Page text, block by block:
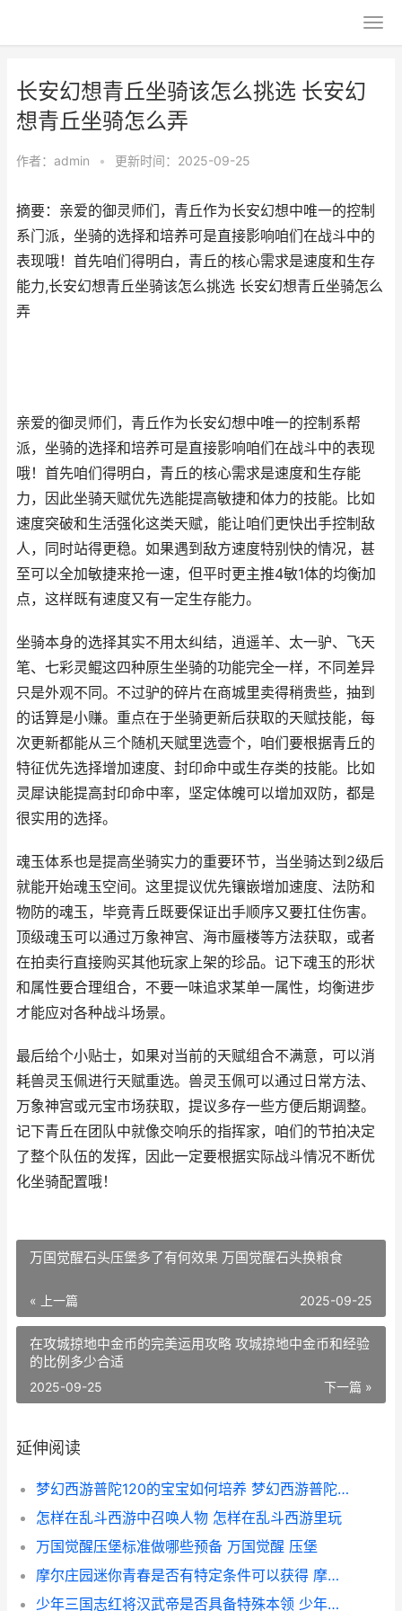
长安幻想青丘坐骑该怎么挑选 长安幻
想青丘坐骑怎么弄
作者： admin • 更新时间：2025-09-25
摘要：亲爱的御灵师们，青丘作为长安幻想中唯一的控制
系门派，坐骑的选择和培养可是直接影响咱们在战斗中的
表现哦！首先咱们得明白，青丘的核心需求是速度和生存
能力,长安幻想青丘坐骑该怎么挑选 长安幻想青丘坐骑怎么
弄
亲爱的御灵师们，青丘作为长安幻想中唯一的控制系帮
派，坐骑的选择和培养可是直接影响咱们在战斗中的表现
哦！首先咱们得明白，青丘的核心需求是速度和生存能
力，因此坐骑天赋优先选能提高敏捷和体力的技能。比如
速度突破和生活强化这类天赋，能让咱们更快出手控制敌
人，同时站得更稳。如果遇到敌方速度特别快的情况，甚
至可以全加敏捷来抢一速，但平时更主推4敏1体的均衡加
点，这样既有速度又有一定生存能力。
坐骑本身的选择其实不用太纠结，逍遥羊、太一驴、飞天
笔、七彩灵鲲这四种原生坐骑的功能完全一样，不同差异
只是外观不同。不过驴的碎片在商城里卖得稍贵些，抽到
的话算是小赚。重点在于坐骑更新后获取的天赋技能，每
次更新都能从三个随机天赋里选壹个，咱们要根据青丘的
特征优先选择增加速度、封印命中或生存类的技能。比如
灵犀诀能提高封印命中率，坚定体魄可以增加双防，都是
很实用的选择。
魂玉体系也是提高坐骑实力的重要环节，当坐骑达到2级后
就能开始魂玉空间。这里提议优先镶嵌增加速度、法防和
物防的魂玉，毕竟青丘既要保证出手顺序又要扛住伤害。
顶级魂玉可以通过万象神宫、海市蜃楼等方法获取，或者
在拍卖行直接购买其他玩家上架的珍品。记下魂玉的形状
和属性要合理组合，不要一味追求某单一属性，均衡进步
才能应对各种战斗场景。
最后给个小贴士，如果对当前的天赋组合不满意，可以消
耗兽灵玉佩进行天赋重选。兽灵玉佩可以通过日常方法、
万象神宫或元宝市场获取，提议多存一些方便后期调整。
记下青丘在团队中就像交响乐的指挥家，咱们的节拍决定
了整个队伍的发挥，因此一定要根据实际战斗情况不断优
化坐骑配置哦！
万国觉醒石头压堡多了有何效果 万国觉醒石头换粮食
« 上一篇 2025-09-25
在攻城掠地中金币的完美运用攻略 攻城掠地中金币和经验
的比例多少合适
下一篇 »
2025-09-25
延伸阅读
梦幻西游普陀120的宝宝如何培养 梦幻西游普陀129厉害吗
怎样在乱斗西游中召唤人物 怎样在乱斗西游里玩
万国觉醒压堡标准做哪些预备 万国觉醒 压堡
摩尔庄园迷你青春是否有特定条件可以获得 摩尔庄园迷你青春摩托车
少年三国志红将汉武帝是否具备特殊本领 少年三国志武将品质排名最新